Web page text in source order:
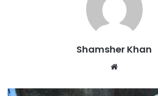
Shamsher Khan